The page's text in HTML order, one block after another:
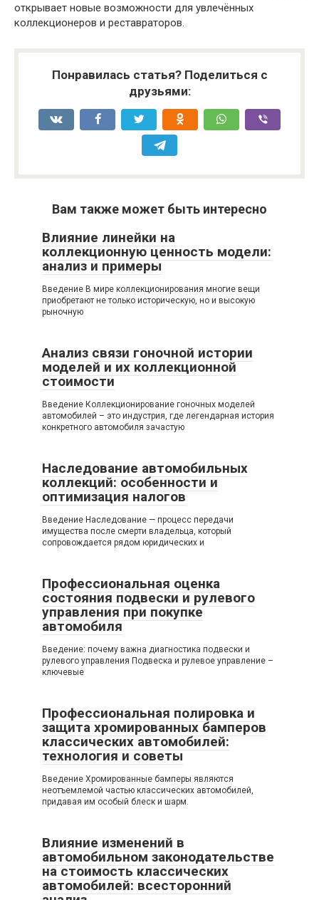
открывает новые возможности для увлечённых
коллекционеров и реставраторов.
Понравилась статья? Поделиться с
друзьями:
Вам также может быть интересно
Влияние линейки на
коллекционную ценность модели:
анализ и примеры
Введение В мире коллекционирования многие вещи
приобретают не только историческую, но и высокую
рыночную
Анализ связи гоночной истории
моделей и их коллекционной
стоимости
Введение Коллекционирование гоночных моделей
автомобилей – это индустрия, где легендарная история
конкретного автомобиля зачастую
Наследование автомобильных
коллекций: особенности и
оптимизация налогов
Введение Наследование — процесс передачи
имущества после смерти владельца, который
сопровождается рядом юридических и
Профессиональная оценка
состояния подвески и рулевого
управления при покупке
автомобиля
Введение: почему важна диагностика подвески и
рулевого управления Подвеска и рулевое управление –
ключевые
Профессиональная полировка и
защита хромированных бамперов
классических автомобилей:
технология и советы
Введение Хромированные бамперы являются
неотъемлемой частью классических автомобилей,
придавая им особый блеск и шарм.
Влияние изменений в
автомобильном законодательстве
на стоимость классических
автомобилей: всесторонний